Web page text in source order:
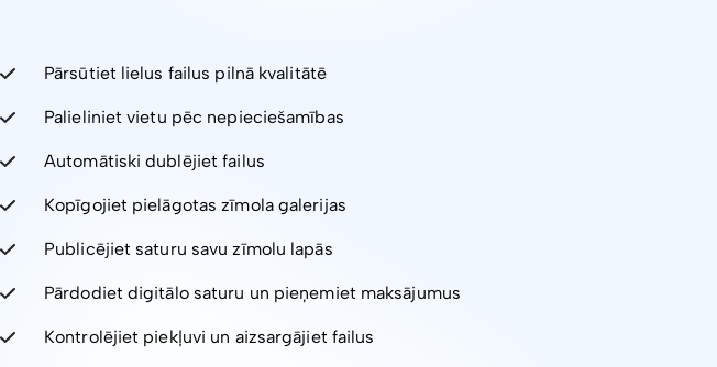
Pārsūtiet lielus failus pilnā kvalitātē
Palieliniet vietu pēc nepieciešamības
Automātiski dublējiet failus
Kopīgojiet pielāgotas zīmola galerijas
Publicējiet saturu savu zīmolu lapās
Pārdodiet digitālo saturu un pieņemiet maksājumus
Kontrolējiet piekļuvi un aizsargājiet failus